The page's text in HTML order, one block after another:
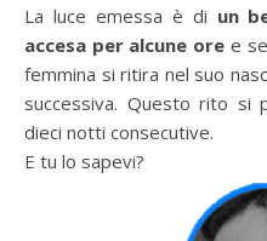
La luce emessa è di un
accesa per alcune ore e
femmina si ritira nel suo
successiva. Questo rito
dieci notti consecutive.
E tu lo sapevi?